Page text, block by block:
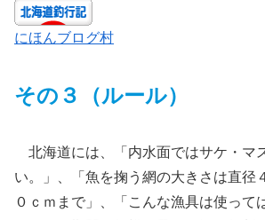
にほんブログ村
その３（ルール）
北海道には、「内水面ではサケ・マ
い。」、「魚を掬う網の大きさは直径
０ｃｍまで」、「こんな漁具は使って